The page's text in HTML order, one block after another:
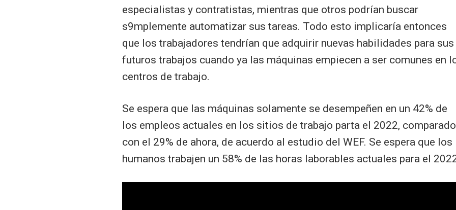
especialistas y contratistas, mientras que otros podrían buscar
s9mplemente automatizar sus tareas. Todo esto implicaría entonces
que los trabajadores tendrían que adquirir nuevas habilidades para sus
futuros trabajos cuando ya las máquinas empiecen a ser comunes en
centros de trabajo.
Se espera que las máquinas solamente se desempeñen en un 42% de
los empleos actuales en los sitios de trabajo parta el 2022, comparado
con el 29% de ahora, de acuerdo al estudio del WEF. Se espera que los
humanos trabajen un 58% de las horas laborables actuales para el